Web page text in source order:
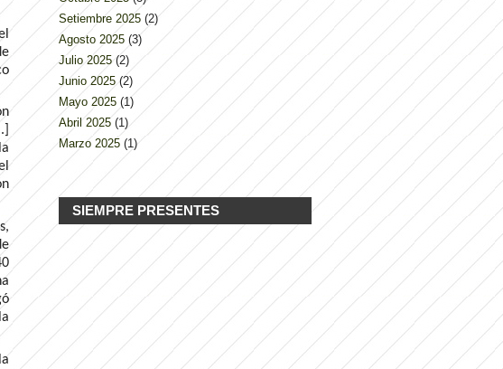
Setiembre 2025 (2)
Agosto 2025 (3)
Julio 2025 (2)
Junio 2025 (2)
Mayo 2025 (1)
Abril 2025 (1)
Marzo 2025 (1)
SIEMPRE PRESENTES